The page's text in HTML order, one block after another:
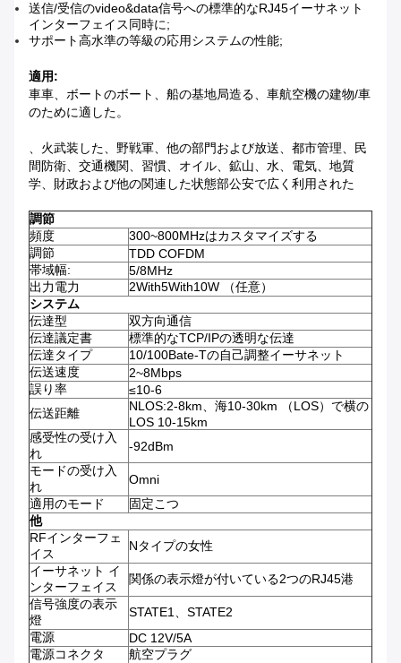
送信/受信のvideo&data信号への標準的なRJ45イーサネット
インターフェイス同時に;
サポート高水準の等級の応用システムの性能;
適用:
車車、ボートのボート、船の基地局造る、車航空機の建物/車
のために適した。
、火武装した、野戦軍、他の部門および放送、都市管理、民
間防衛、交通機関、習慣、オイル、鉱山、水、電気、地質
学、財政および他の関連した状態部公安で広く利用された
調節
頻度
300~800MHzはカスタマイズする
調節
TDD COFDM
帯域幅:
5/8MHz
出力電力
2With5With10W （任意）
システム
伝達型
双方向通信
伝達議定書
標準的なTCP/IPの透明な伝達
伝達タイプ
10/100Bate-Tの自己調整イーサネット
伝送速度
2~8Mbps
誤り率
≤10-6
伝送距離
NLOS:2-8km、海10-30km （LOS）で横の
LOS 10-15km
感受性の受け入
れ
-92dBm
モードの受け入
れ
Omni
適用のモード
固定こつ
他
RFインターフェ
イス
Nタイプの女性
イーサネット イ
ンターフェイス
関係の表示燈が付いている2つのRJ45港
信号強度の表示
燈
STATE1、STATE2
電源
DC 12V/5A
電源コネクタ
航空プラグ